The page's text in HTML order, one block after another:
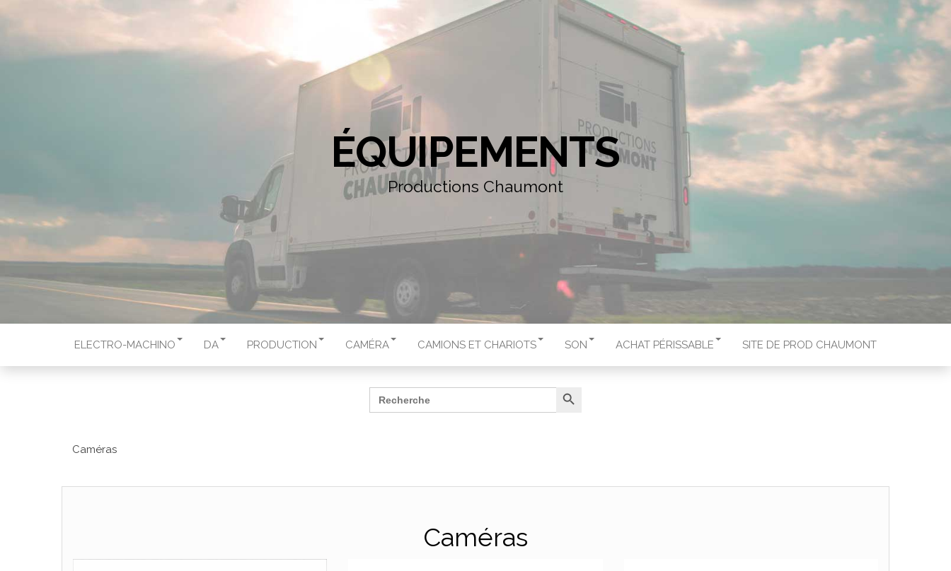
ÉQUIPEMENTS
Productions Chaumont
ELECTRO-MACHINO DA PRODUCTION CAMÉRA CAMIONS ET CHARIOTS SON ACHAT PÉRISSABLE SITE DE PROD CHAUMONT
Search
for:
Search Button
Caméras
Caméras